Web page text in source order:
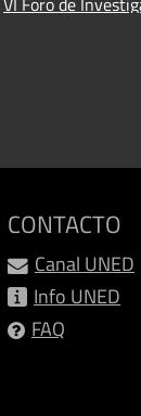
CONTACTO
Canal UNED
Info UNED
FAQ